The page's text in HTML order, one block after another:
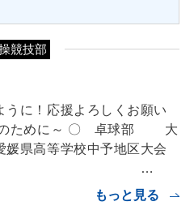
競技部
に！応援よろしくお願い
のために～ 〇 卓球部 大
県高等学校中予地区大会
会 …
もっと見る